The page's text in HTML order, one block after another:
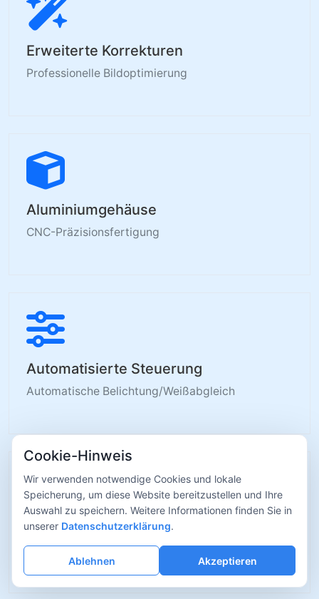
Erweiterte Korrekturen
Professionelle Bildoptimierung
Aluminiumgehäuse
CNC-Präzisionsfertigung
Automatisierte Steuerung
Automatische Belichtung/Weißabgleich
Vollständiges SDK
Mehrplattformige Weiterentwicklung
Cookie-Hinweis
Wir verwenden notwendige Cookies und lokale
Speicherung, um diese Website bereitzustellen und Ihre
Auswahl zu speichern. Weitere Informationen finden Sie in
unserer Datenschutzerklärung.
Ablehnen Akzeptieren